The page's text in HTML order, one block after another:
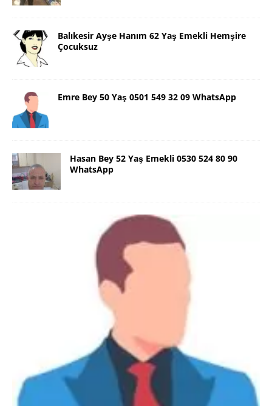
Balıkesir Ayşe Hanım 62 Yaş Emekli Hemşire
Çocuksuz
Emre Bey 50 Yaş 0501 549 32 09 WhatsApp
Hasan Bey 52 Yaş Emekli 0530 524 80 90
WhatsApp
Danimarka Mustafa Bey 45 Yaş +45
42 48 17 28 WhatsApp
Lütfen Danimarka dışı aramasın. Selam ben
Danimarka’dan Mustafa 45 yaşında, 1.88 boyunda,
98 kiloda, Kumral, ayrılmış bir beyim. Alkol yok.
Sigara var. Maddi sıkıntım yok.